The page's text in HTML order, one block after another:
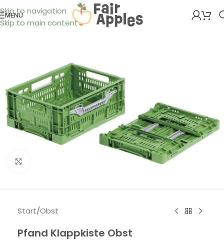
Skip to navigation
Skip to main content
MENÜ
Start/Obst
Pfand Klappkiste Obst